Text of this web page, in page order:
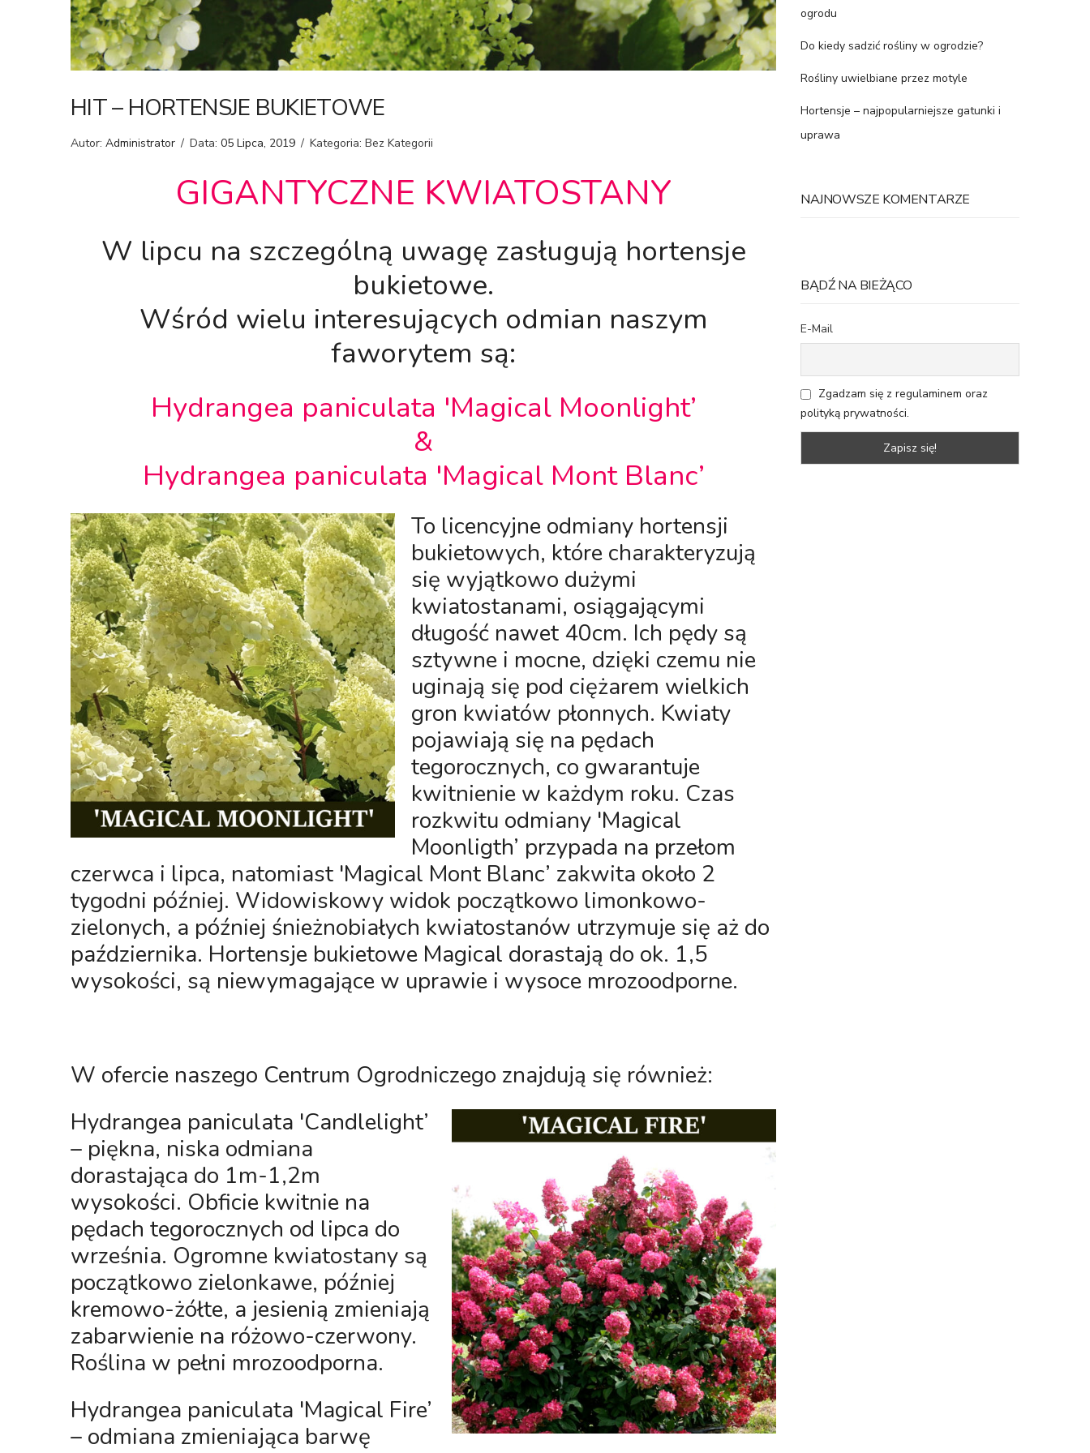
HIT – HORTENSJE BUKIETOWE
Autor: Administrator / Data: 05 Lipca, 2019 / Kategoria: Bez Kategorii
GIGANTYCZNE KWIATOSTANY
W lipcu na szczególną uwagę zasługują hortensje
bukietowe.
Wśród wielu interesujących odmian naszym
faworytem są:
Hydrangea paniculata 'Magical Moonlight’
&
Hydrangea paniculata 'Magical Mont Blanc’
To licencyjne odmiany hortensji
bukietowych, które charakteryzują
się wyjątkowo dużymi
kwiatostanami, osiągającymi
długość nawet 40cm. Ich pędy są
sztywne i mocne, dzięki czemu nie
uginają się pod ciężarem wielkich
gron kwiatów płonnych. Kwiaty
pojawiają się na pędach
tegorocznych, co gwarantuje
kwitnienie w każdym roku. Czas
rozkwitu odmiany 'Magical
Moonligth’ przypada na przełom
czerwca i lipca, natomiast 'Magical Mont Blanc’ zakwita około 2
tygodni później. Widowiskowy widok początkowo limonkowo-
zielonych, a później śnieżnobiałych kwiatostanów utrzymuje się aż do
października. Hortensje bukietowe Magical dorastają do ok. 1,5
wysokości, są niewymagające w uprawie i wysoce mrozoodporne.
W ofercie naszego Centrum Ogrodniczego znajdują się również:
Hydrangea paniculata 'Candlelight’
– piękna, niska odmiana
dorastająca do 1m-1,2m
wysokości. Obficie kwitnie na
pędach tegorocznych od lipca do
września. Ogromne kwiatostany są
początkowo zielonkawe, później
kremowo-żółte, a jesienią zmieniają
zabarwienie na różowo-czerwony.
Roślina w pełni mrozoodporna.
Hydrangea paniculata 'Magical Fire’
– odmiana zmieniająca barwę
ogrodu
Do kiedy sadzić rośliny w ogrodzie?
Rośliny uwielbiane przez motyle
Hortensje – najpopularniejsze gatunki i
uprawa
NAJNOWSZE KOMENTARZE
BĄDŹ NA BIEŻĄCO
E-Mail
Zgadzam się z regulaminem oraz
polityką prywatności.